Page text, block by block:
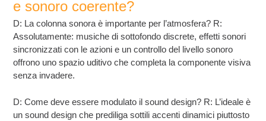
e sonoro coerente?
D: La colonna sonora è importante per l’atmosfera? R:
Assolutamente: musiche di sottofondo discrete, effetti sonori
sincronizzati con le azioni e un controllo del livello sonoro
offrono uno spazio uditivo che completa la componente visiva
senza invadere.
D: Come deve essere modulato il sound design? R: L’ideale è
un sound design che prediliga sottili accenti dinamici piuttosto